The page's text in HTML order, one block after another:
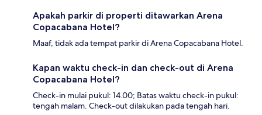
Apakah parkir di properti ditawarkan Arena
Copacabana Hotel?
Maaf, tidak ada tempat parkir di Arena Copacabana Hotel.
Kapan waktu check-in dan check-out di Arena
Copacabana Hotel?
Check-in mulai pukul: 14.00; Batas waktu check-in pukul:
tengah malam. Check-out dilakukan pada tengah hari.